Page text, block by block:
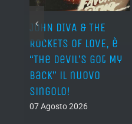
JOHN DIVA & THE
ROCKETS OF LOVE, è
“The Devil’s Got My
Back” il nuovo
singolo!
07 Agosto 2026